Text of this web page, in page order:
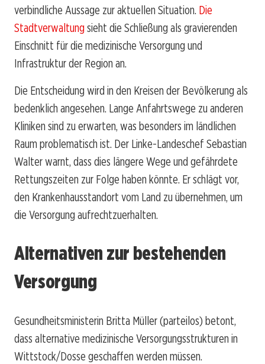
verbindliche Aussage zur aktuellen Situation. Die
Stadtverwaltung sieht die Schließung als gravierenden
Einschnitt für die medizinische Versorgung und
Infrastruktur der Region an.
Die Entscheidung wird in den Kreisen der Bevölkerung als
bedenklich angesehen. Lange Anfahrtswege zu anderen
Kliniken sind zu erwarten, was besonders im ländlichen
Raum problematisch ist. Der Linke-Landeschef Sebastian
Walter warnt, dass dies längere Wege und gefährdete
Rettungszeiten zur Folge haben könnte. Er schlägt vor,
den Krankenhausstandort vom Land zu übernehmen, um
die Versorgung aufrechtzuerhalten.
Alternativen zur bestehenden
Versorgung
Gesundheitsministerin Britta Müller (parteilos) betont,
dass alternative medizinische Versorgungsstrukturen in
Wittstock/Dosse geschaffen werden müssen.